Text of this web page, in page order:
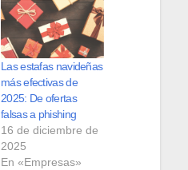
Las estafas navideñas
más efectivas de
2025: De ofertas
falsas a phishing
16 de diciembre de
2025
En «Empresas»